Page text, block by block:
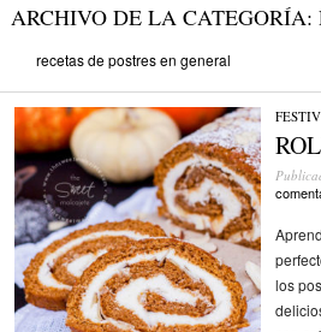
ARCHIVO DE LA CATEGORÍA:
recetas de postres en general
los